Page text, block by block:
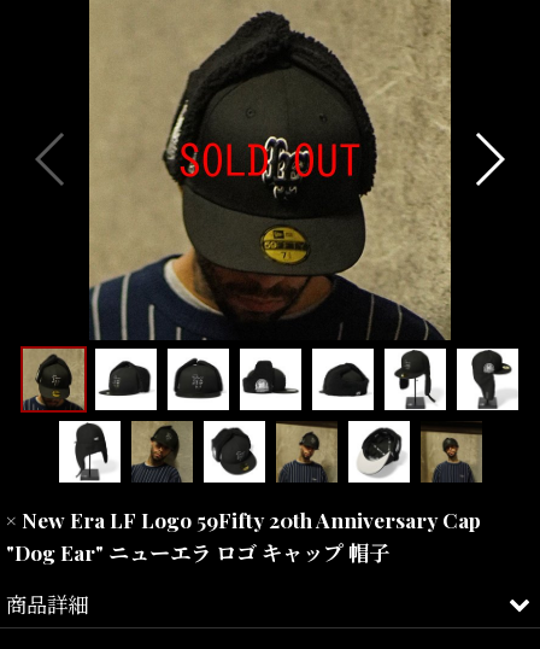
× New Era LF Logo 59Fifty 20th Anniversary Cap
"Dog Ear" ニューエラ ロゴ キャップ 帽子
商品詳細